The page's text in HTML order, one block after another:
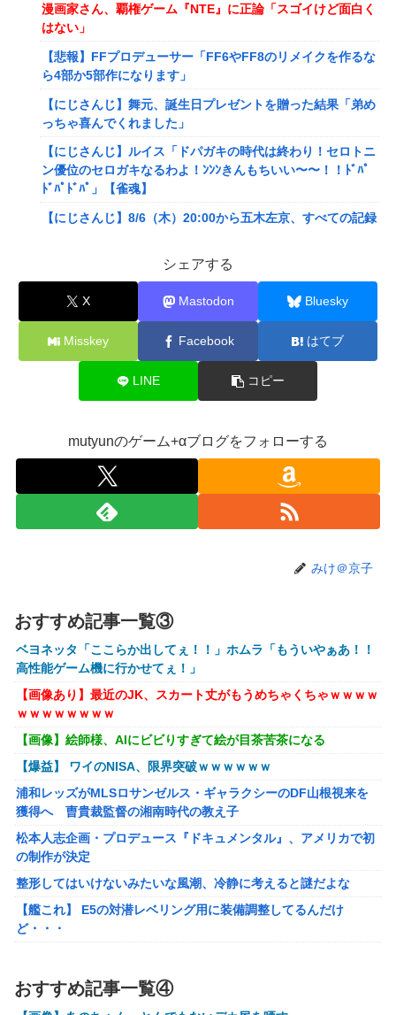
漫画家さん、覇権ゲーム『NTE』に正論「スゴイけど面白く
はない」
【悲報】FFプロデューサー「FF6やFF8のリメイクを作るな
ら4部か5部作になります」
【にじさんじ】舞元、誕生日プレゼントを贈った結果「弟め
っちゃ喜んでくれました」
【にじさんじ】ルイス「ドパガキの時代は終わり！セロトニ
ン優位のセロガキなるわよ！ﾝﾝﾝきんもちいい〜〜！！ﾄﾞﾊﾟ
ﾄﾞﾊﾟﾄﾞﾊﾟ」【雀魂】
【にじさんじ】8/6（木）20:00から五木左京、すべての記録
【艦これ】 E5の対潜レベリング用に装備調整してるんだけ
ど・・・
【画像】旅人女子「夜景を撮りたかっただけなのに、故郷の
村が燃やされたみたいになった」←26万ｲｲﾈｗｗｗｗ
【悲報】Mrs. GREEN APPLE、マジで逝くwwwwww
【悲報】結婚相談所職員、子なし女にド正論を述べてしまう
女子小学生｢先生、好き｣ 教師｢くっ…(葛藤｣→我慢できずハ
メ撮りカーセックスして教員免許剥奪
来て・・・・・・
【画像】『To LOVEる』のアクキー、不評だった理由が明
確すぎる
【悲報画像】ブルーロックになんJ民とドッピュン孕ませ男
登場www
【画像】AKBのセンター、レベチな事が世間にバレ始めるｗ
ｗｗｗｗｗｗ
【ガンプラ再販】 HG「ジェスタ (シェザール隊仕様 A班装
備)」「ジェスタ (シェザール隊仕様 B&C班装備)」【11時予
約開始】
【艦これ】みんなもう終わってそうだから聞くんだけど E3-
2ってサブの穴が空いてないダイハツ駆逐並べて 高速＋とか
してるとアホほど時間かかる？
PS4「アイマススターリットシーズン」最新PV「新曲:夏の
Bang!!MV」公開！さらに「体験版」の配信が決定！
シェアする
X Mastodon Bluesky
Misskey Facebook はてブ
LINE コピー
mutyunのゲーム+αブログをフォローする
みけ＠京子
おすすめ記事一覧③
ベヨネッタ「ここらか出してぇ！！」ホムラ「もういやぁあ！！
高性能ゲーム機に行かせてぇ！」
【画像あり】最近のJK、スカート丈がもうめちゃくちゃｗｗｗｗ
ｗｗｗｗｗｗｗｗ
【画像】絵師様、AIにビビりすぎて絵が目茶苦茶になる
【爆益】 ワイのNISA、限界突破ｗｗｗｗｗｗ
浦和レッズがMLSロサンゼルス・ギャラクシーのDF山根視来を
獲得へ 曺貴裁監督の湘南時代の教え子
松本人志企画・プロデュース『ドキュメンタル』、アメリカで初
の制作が決定
整形してはいけないみたいな風潮、冷静に考えると謎だよな
【艦これ】 E5の対潜レベリング用に装備調整してるんだけ
ど・・・
【動画】紐ビキニの白人女子さん、完全にロックオンされてしま
おすすめ記事一覧④